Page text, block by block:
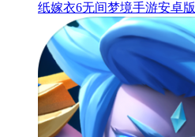
纸嫁衣6无间梦境手游安卓版